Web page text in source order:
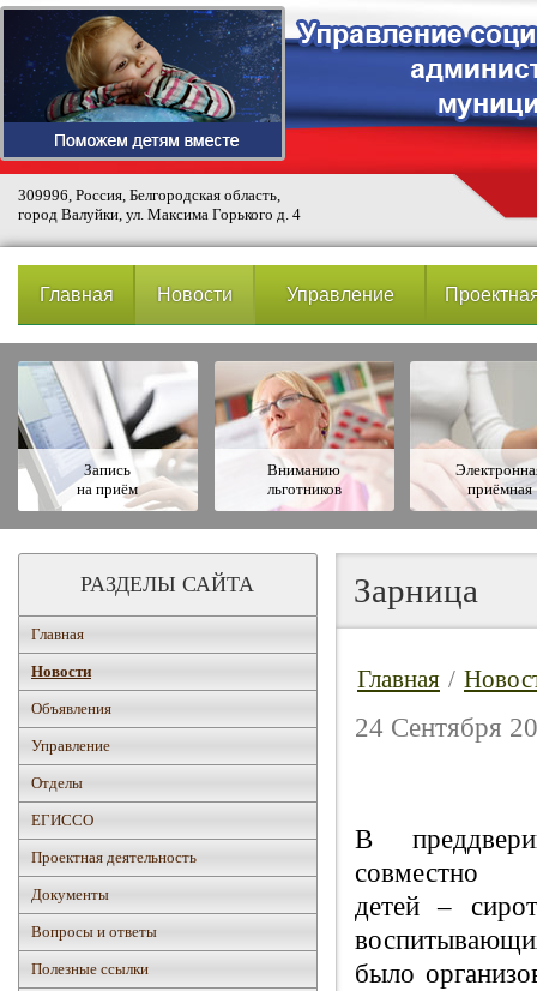
309996, Россия, Белгородская область,
город Валуйки, ул. Максима Горького д. 4
Главная Новости Управление
Запись
на приём
Вниманию
льготников
приёмная
РАЗДЕЛЫ САЙТА
Главная
Новости
Объявления
Управление
Отделы
ЕГИССО
Проектная деятельность
Документы
Вопросы и ответы
Полезные ссылки
Зарница
Главная /
24 Сентября
В
совместно с
детей –
было